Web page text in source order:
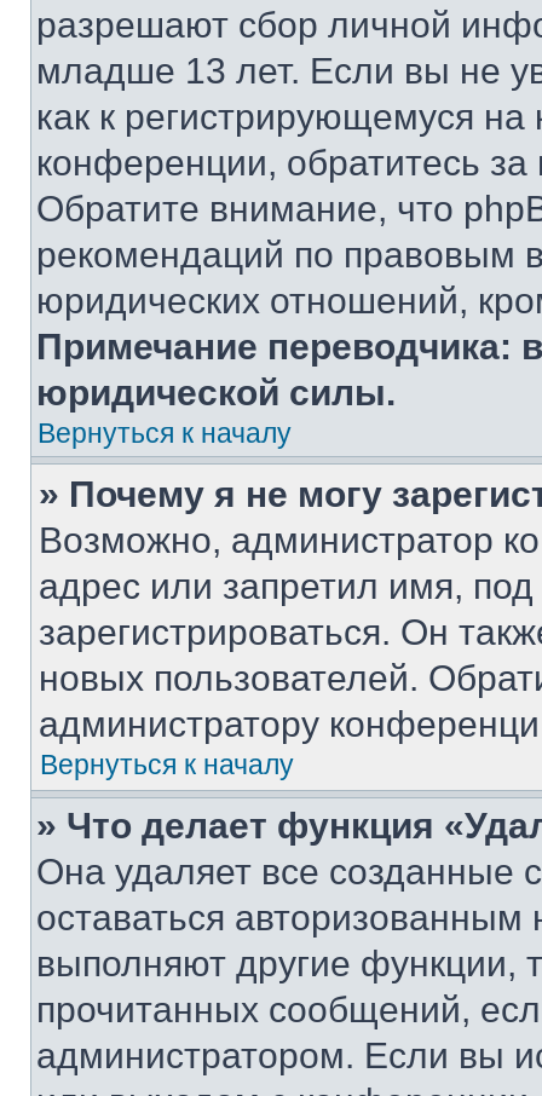
разрешают сбор личной
младше 13 лет. Если вы не
как к регистрирующемуся
конференции, обратитесь
Обратите внимание, что
рекомендаций по правовым
юридических отношений,
Примечание переводчика:
юридической силы.
Вернуться к началу
» Почему я не могу
Возможно, администратор
адрес или запретил имя,
зарегистрироваться. Он
новых пользователей.
администратору
Вернуться к началу
» Что делает функция
Она удаляет все созданные
оставаться
выполняют другие функции,
прочитанных сообщений,
администратором. Если вы